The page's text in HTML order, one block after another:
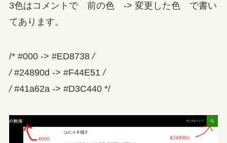
3色はコメントで 前の色 -> 変更した色 で書い
てあります。
/* #000 -> #ED8738/
/#24890d -> #F44E51/
/#41a62a -> #D3C440 */